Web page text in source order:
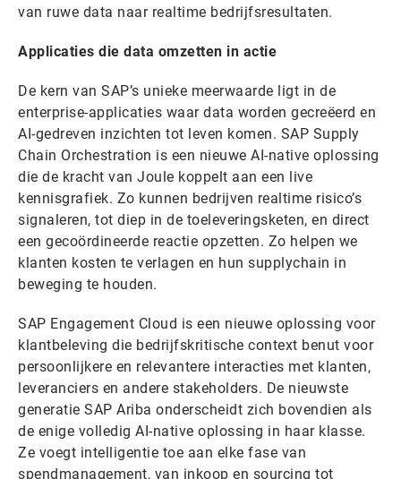
van ruwe data naar realtime bedrijfsresultaten.
Applicaties die data omzetten in actie
De kern van SAP’s unieke meerwaarde ligt in de
enterprise-applicaties waar data worden gecreëerd en
AI-gedreven inzichten tot leven komen. SAP Supply
Chain Orchestration is een nieuwe AI-native oplossing
die de kracht van Joule koppelt aan een live
kennisgrafiek. Zo kunnen bedrijven realtime risico’s
signaleren, tot diep in de toeleveringsketen, en direct
een gecoördineerde reactie opzetten. Zo helpen we
klanten kosten te verlagen en hun supplychain in
beweging te houden.
SAP Engagement Cloud is een nieuwe oplossing voor
klantbeleving die bedrijfskritische context benut voor
persoonlijkere en relevantere interacties met klanten,
leveranciers en andere stakeholders. De nieuwste
generatie SAP Ariba onderscheidt zich bovendien als
de enige volledig AI-native oplossing in haar klasse.
Ze voegt intelligentie toe aan elke fase van
spendmanagement, van inkoop en sourcing tot